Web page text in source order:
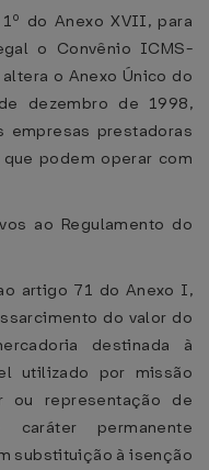
do Anexo XVII, para
o Convênio ICMS-
o Anexo Único do
dezembro de 1998,
empresas prestadoras
podem operar com
ao Regulamento do
artigo 71 do Anexo I,
do valor do
destinada à
utilizado por missão
ou representação de
caráter permanente
substituição à isenção